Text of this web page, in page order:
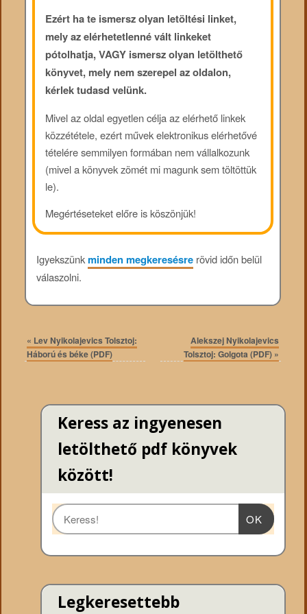
Ezért ha te ismersz olyan letöltési linket,
mely az elérhetetlenné vált linkeket
pótolhatja, VAGY ismersz olyan letölthető
könyvet, mely nem szerepel az oldalon,
kérlek tudasd velünk.
Mivel az oldal egyetlen célja az elérhető linkek
közzététele, ezért művek elektronikus elérhetővé
tételére semmilyen formában nem vállalkozunk
(mivel a könyvek zömét mi magunk sem töltöttük
le).
Megértéseteket előre is köszönjük!
Igyekszünkminden megkeresésrerövid időn belül
válaszolni.
« Lev Nyikolajevics Tolsztoj:
Háború és béke (PDF)
Alekszej Nyikolajevics
Tolsztoj: Golgota (PDF) »
Keress az ingyenesen
letölthető pdf könyvek
között!
OK
Legkeresettebb